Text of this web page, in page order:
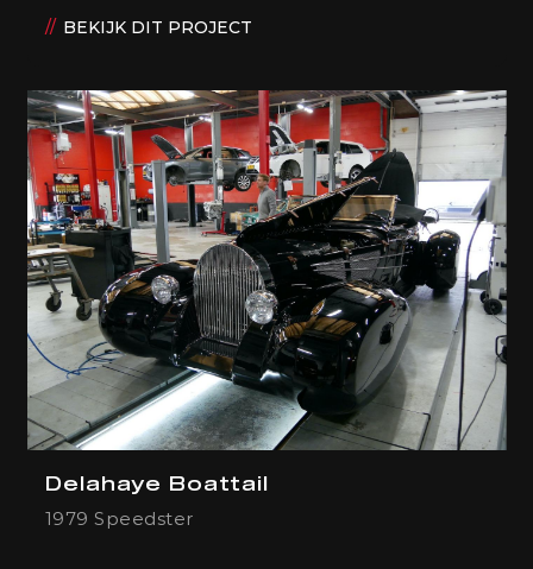
BEKIJK DIT PROJECT
Delahaye Boattail
1979 Speedster